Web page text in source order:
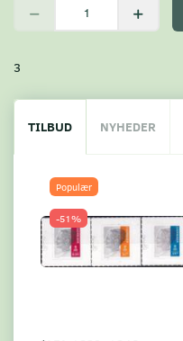
3
TILBUD NYHEDER
Populær
-51%